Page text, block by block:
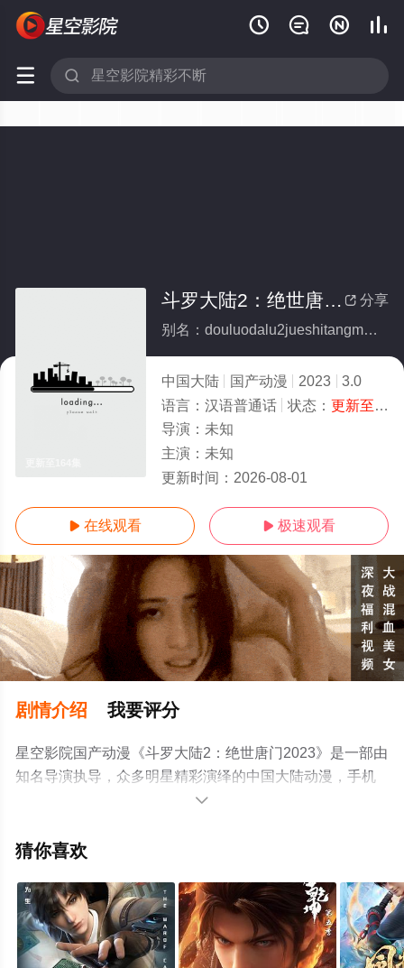
   
 
 分享
斗罗大陆2：绝世唐门2023
别名：douluodalu2jueshitangmen2023
中国大陆 国产动漫 2023
3.0
语言： 汉语普通话 状态： 更新至164集
导演： 未知
主演： 未知
更新时间： 2026-08-01
 在线观看  极速观看
剧情介绍 我要评分
星空影院国产动漫《斗罗大陆2：绝世唐门2023》是一部由
知名导演执导，众多明星精彩演绎的中国大陆动漫，手机
免费观看高清无删减完整版动漫全集就上星空影视，更多
解。

猜你喜欢